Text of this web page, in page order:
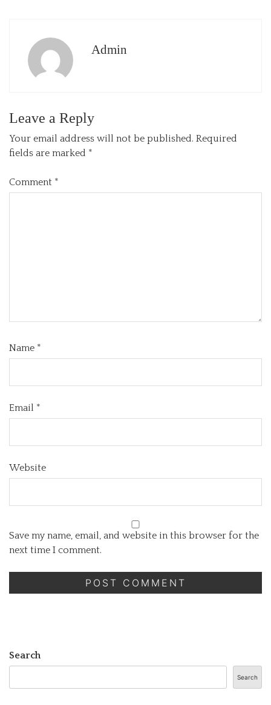
Admin
Leave a Reply
Your email address will not be published. Required
fields are marked *
Comment *
Name *
Email *
Website
Save my name, email, and website in this browser for the
next time I comment.
Search
Search